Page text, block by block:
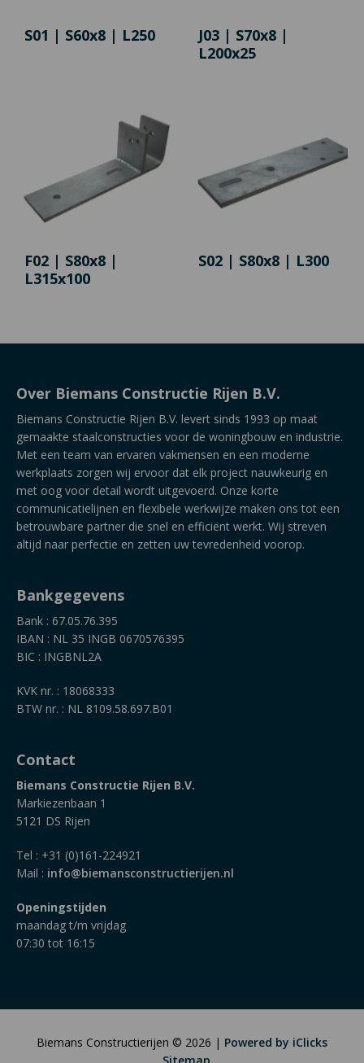
S01 | S60x8 | L250
J03 | S70x8 |
L200x25
F02 | S80x8 |
L315x100
S02 | S80x8 | L300
Over Biemans Constructie Rijen B.V.
Biemans Constructie Rijen B.V. levert sinds 1993 op maat
gemaakte staalconstructies voor de woningbouw en industrie.
Met een team van ervaren vakmensen en een moderne
werkplaats zorgen wij ervoor dat elk project nauwkeurig en
met oog voor detail wordt uitgevoerd. Onze korte
communicatielijnen en flexibele werkwijze maken ons tot een
betrouwbare partner die snel en efficiënt werkt. Wij streven
altijd naar perfectie en zetten uw tevredenheid voorop.
Bankgegevens
Bank : 67.05.76.395
IBAN : NL 35 INGB 0670576395
BIC : INGBNL2A
KVK nr. : 18068333
BTW nr. : NL 8109.58.697.B01
Contact
Biemans Constructie Rijen B.V.
Markiezenbaan 1
5121 DS Rijen
Tel : +31 (0)161-224921
Mail : info@biemansconstructierijen.nl
Openingstijden
maandag t/m vrijdag
07:30 tot 16:15
Biemans Constructierijen © 2026 | Powered by iClicks